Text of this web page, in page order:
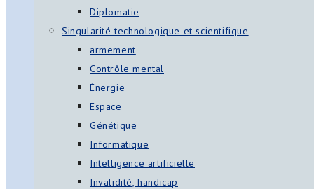
Diplomatie
Singularité technologique et scientifique
armement
Contrôle mental
Énergie
Espace
Génétique
Informatique
Intelligence artificielle
Invalidité, handicap